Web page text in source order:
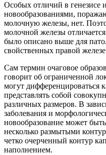
Особых отличий в генезисе
новообразованиями,
молочную железы, нет.
молочной железы
было описано выше для
свойственных правой
Сам термин очаговое
говорит об ограниченной
могут дифференцироваться
представлять собой
различных размеров. В
заболевания и
новообразование может
несколько размытыми
четко очерченный контур
наполнением.